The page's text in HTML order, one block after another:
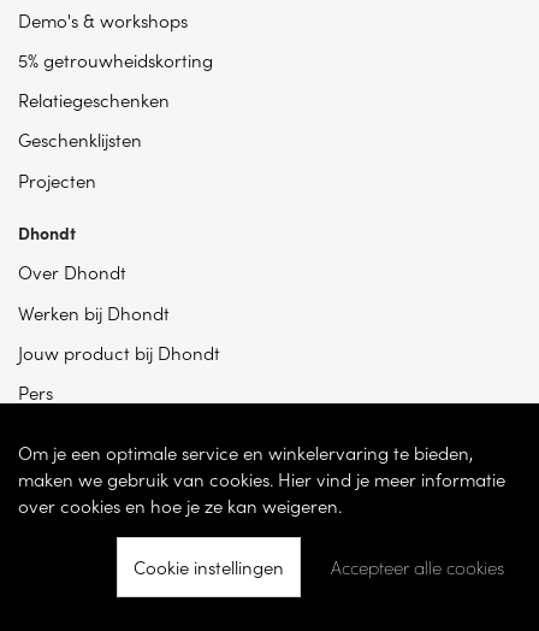
Demo's & workshops
5% getrouwheidskorting
Relatiegeschenken
Geschenklijsten
Projecten
Dhondt
Over Dhondt
Werken bij Dhondt
Jouw product bij Dhondt
Pers
© 2026 - Dhondt Interieur NV – Ondernemingsnummer BE 0865 787 950 –
Om je een optimale service en winkelervaring te bieden,
maken we gebruik van cookies. Hier vind je meer informatie
over cookies en hoe je ze kan weigeren.
Cookie instellingen Accepteer alle cookies